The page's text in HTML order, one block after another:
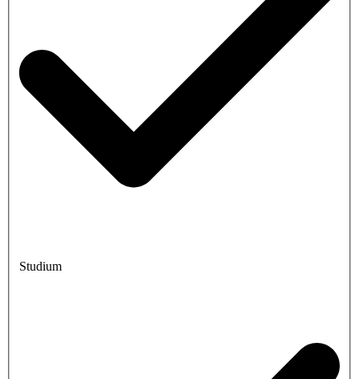
Studium